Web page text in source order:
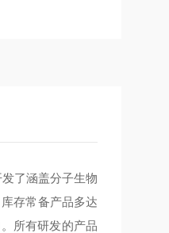
了涵盖分子生物
存常备产品多达
所有研发的产品